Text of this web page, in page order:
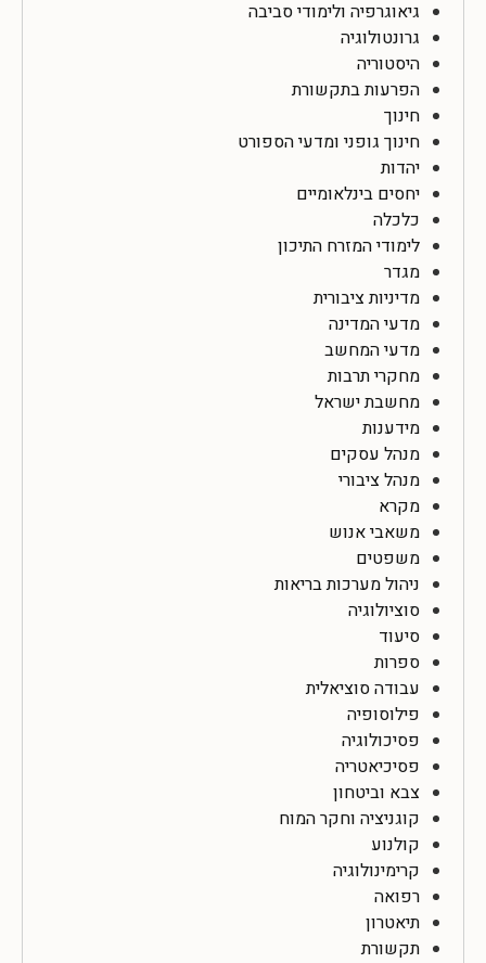
גיאוגרפיה ולימודי סביבה
גרונטולוגיה
היסטוריה
הפרעות בתקשורת
חינוך
חינוך גופני ומדעי הספורט
יהדות
יחסים בינלאומיים
כלכלה
לימודי המזרח התיכון
מגדר
מדיניות ציבורית
מדעי המדינה
מדעי המחשב
מחקרי תרבות
מחשבת ישראל
מידענות
מנהל עסקים
מנהל ציבורי
מקרא
משאבי אנוש
משפטים
ניהול מערכות בריאות
סוציולוגיה
סיעוד
ספרות
עבודה סוציאלית
פילוסופיה
פסיכולוגיה
פסיכיאטריה
צבא וביטחון
קוגניציה וחקר המוח
קולנוע
קרימינולוגיה
רפואה
תיאטרון
תקשורת